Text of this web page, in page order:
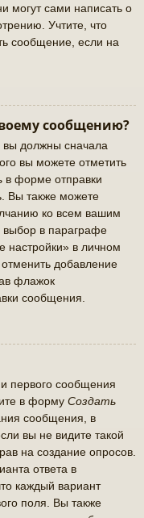
могут сами написать о
Учтите, что
сообщение, если на
сообщению?
должны сначала
вы можете отметить
в форме отправки
Вы также можете
ко всем вашим
в параграфе
настройки» в личном
добавление
флажок
сообщения.
первого сообщения
в форму Создать
сообщения, в
вы не видите такой
на создание опросов.
ответа в
каждый вариант
поля. Вы также